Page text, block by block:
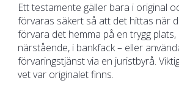
Ett testamente gäller bara i original
förvaras säkert så att det hittas när
förvara det hemma på en trygg plats,
närstående, i bankfack – eller
förvaringstjänst via en juristbyrå.
vet var originalet finns.